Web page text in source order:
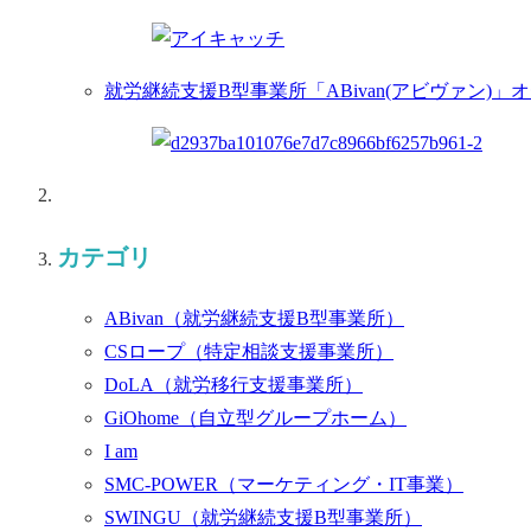
就労継続支援B型事業所「ABivan(アビヴァン)」オ
カテゴリ
ABivan （就労継続支援B型事業所）
CSロープ （特定相談支援事業所）
DoLA （就労移行支援事業所）
GiOhome （自立型グループホーム）
I am
SMC-POWER （マーケティング・IT事業）
SWINGU （就労継続支援B型事業所）